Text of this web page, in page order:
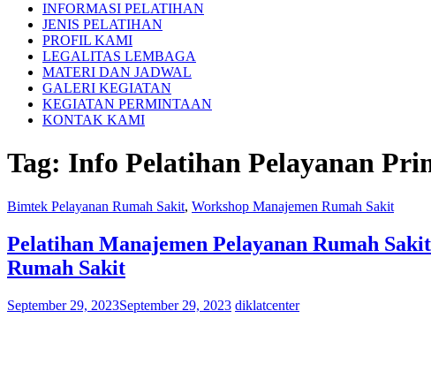
INFORMASI PELATIHAN
JENIS PELATIHAN
PROFIL KAMI
LEGALITAS LEMBAGA
MATERI DAN JADWAL
GALERI KEGIATAN
KEGIATAN PERMINTAAN
KONTAK KAMI
Tag: Info Pelatihan Pelayanan
Bimtek Pelayanan Rumah Sakit, Workshop Manajemen Rumah Sakit
Pelatihan Manajemen Pelayanan Rumah
Rumah Sakit
September 29, 2023September 29, 2023 diklatcenter